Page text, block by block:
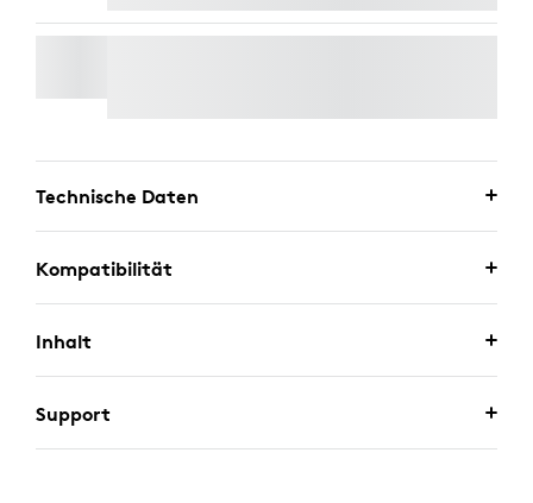
Technische Daten
Kompatibilität
Inhalt
Support